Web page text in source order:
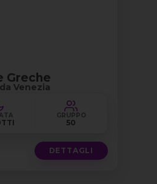
Greche
Venezia
GRUPPO
50
DETTAGLI